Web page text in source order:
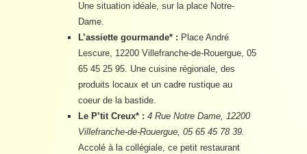
Une situation idéale, sur la place Notre-
Dame.
L’assiette gourmande* : Place André
Lescure, 12200 Villefranche-de-Rouergue, 05
65 45 25 95. Une cuisine régionale, des
produits locaux et un cadre rustique au
coeur de la bastide.
Le P’tit Creux* : 4 Rue Notre Dame, 12200
Villefranche-de-Rouergue, 05 65 45 78 39.
Accolé à la collégiale, ce petit restaurant